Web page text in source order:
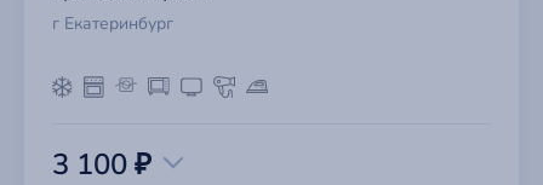
г Екатеринбург
3 100 ₽